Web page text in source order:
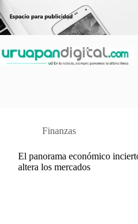
al
contenido
Finanzas
El panorama económico
altera los mercados